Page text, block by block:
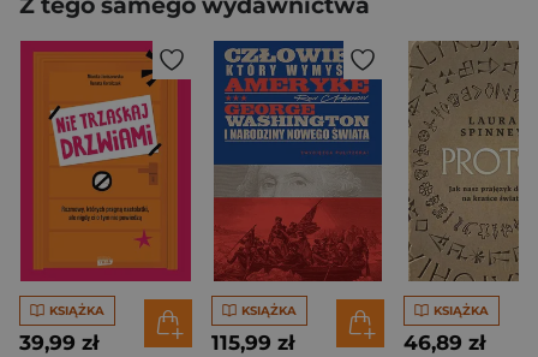
Z tego samego wydawnictwa
KSIĄŻKA
39,99 zł
KSIĄŻKA
115,99 zł
KSIĄŻKA
46,89 zł